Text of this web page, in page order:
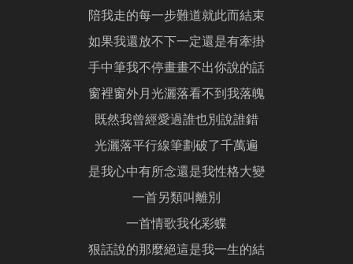
陪我走的每一步難道就此而結束
如果我還放不下一定還是有牽掛
手中筆我不停畫畫不出你說的話
窗裡窗外月光灑落看不到我落魄
既然我曾經愛過誰也別說誰錯
光灑落平行線筆劃破了千萬遍
是我心中有所念還是我性格大變
一首另類叫離別
一首情歌我化彩蝶
狠話說的那麼絕這是我一生的結